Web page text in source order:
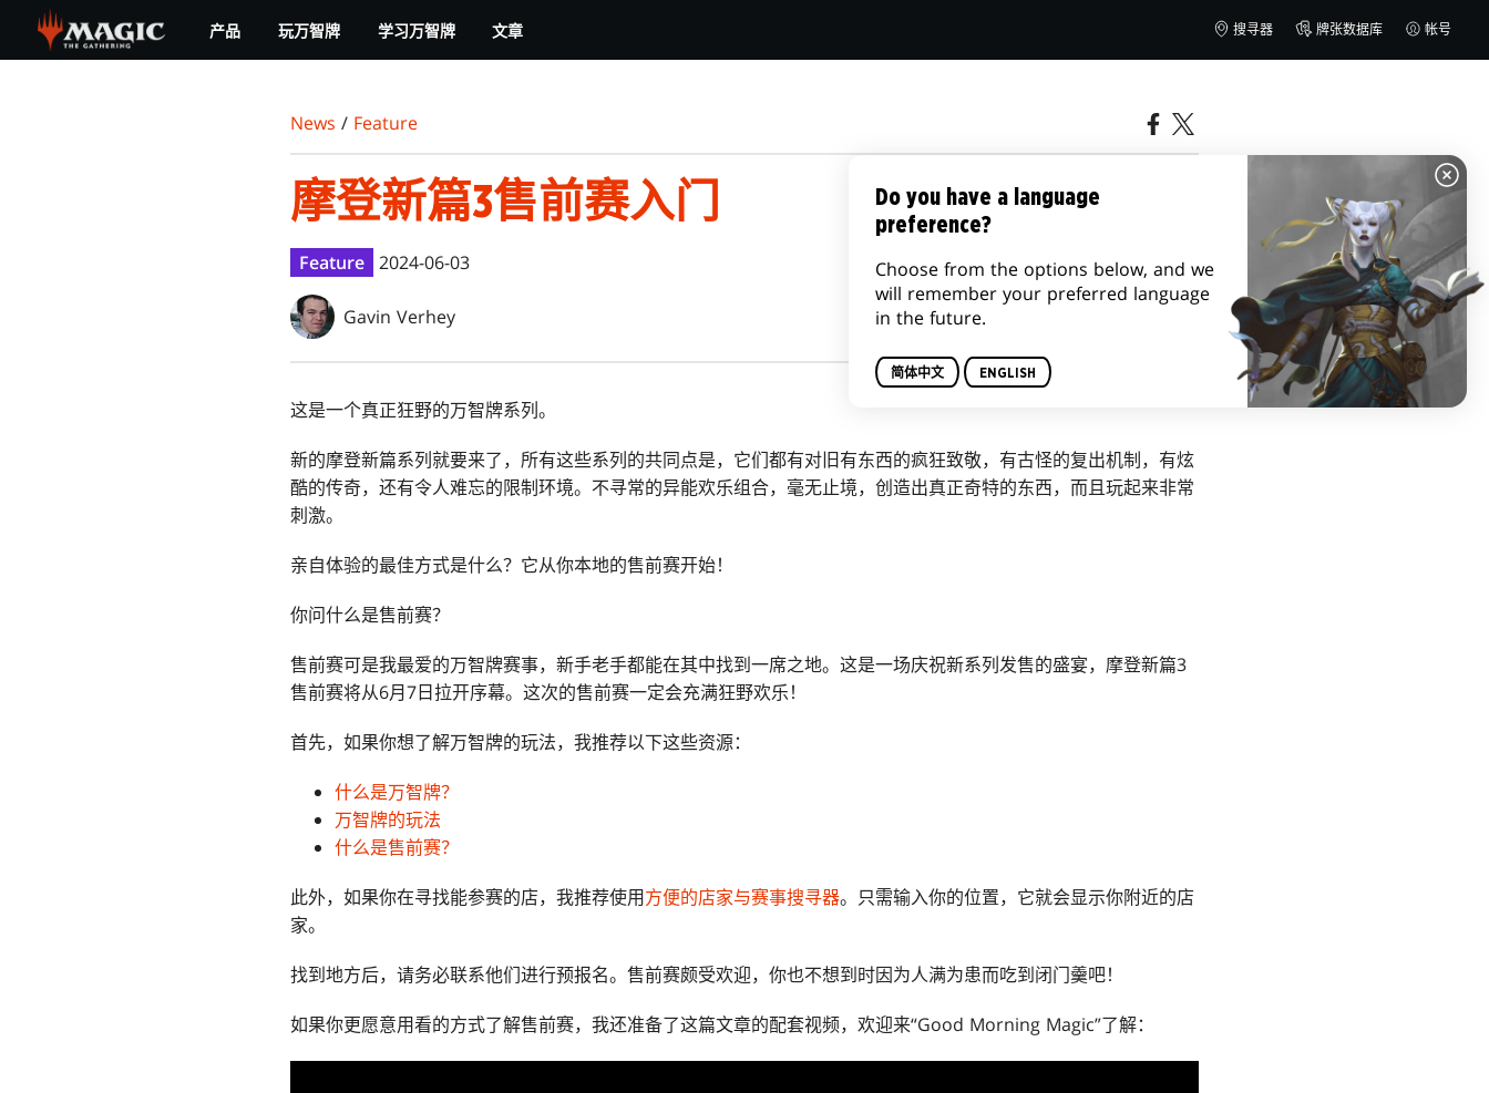
main
产品 玩万智牌 学习万智牌 文章 搜寻器 牌张数据库 帐号
News / Feature
摩登新篇3售前赛入门
Feature 2024-06-03
Gavin Verhey
这是一个真正狂野的万智牌系列。
新的摩登新篇系列就要来了，所有这些系列的共同点是，它们都有对旧有东西的疯狂致敬，有古怪的复出机制，有炫
酷的传奇，还有令人难忘的限制环境。不寻常的异能欢乐组合，毫无止境，创造出真正奇特的东西，而且玩起来非常
刺激。
亲自体验的最佳方式是什么？它从你本地的售前赛开始！
你问什么是售前赛？
售前赛可是我最爱的万智牌赛事，新手老手都能在其中找到一席之地。这是一场庆祝新系列发售的盛宴， 摩登新篇3
售前赛将从6月7日拉开序幕。这次的售前赛一定会充满狂野欢乐！
首先，如果你想了解万智牌的玩法，我推荐以下这些资源：
什么是万智牌？
万智牌的玩法
什么是售前赛？
此外，如果你在寻找能参赛的店，我推荐使用方便的店家与赛事搜寻器。只需输入你的位置，它就会显示你附近的店
家。
找到地方后，请务必联系他们进行预报名。售前赛颇受欢迎，你也不想到时因为人满为患而吃到闭门羹吧！
如果你更愿意用看的方式了解售前赛，我还准备了这篇文章的配套视频，欢迎来“Good Morning Magic”了解：
Do you have a language
preference?
Choose from the options below, and we
will remember your preferred language
in the future.
简体中文 ENGLISH